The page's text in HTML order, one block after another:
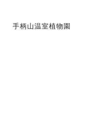
手柄山温室植物園